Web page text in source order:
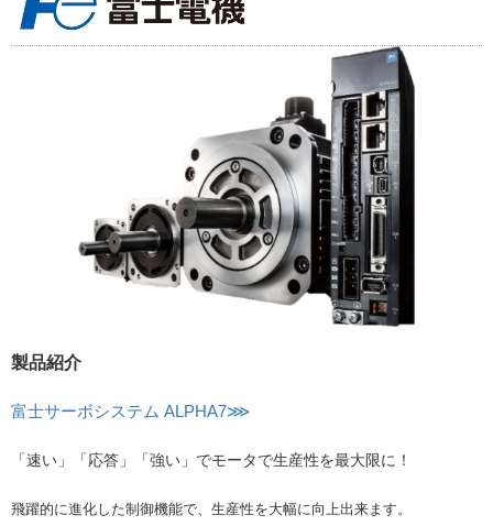
製品紹介
富士サーボシステム ALPHA7⋙
「速い」「応答」「強い」でモータで生産性を最大限に！
飛躍的に進化した制御機能で、生産性を大幅に向上出来ます。